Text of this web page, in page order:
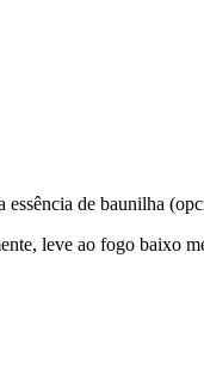
de baunilha
leve ao fogo baixo